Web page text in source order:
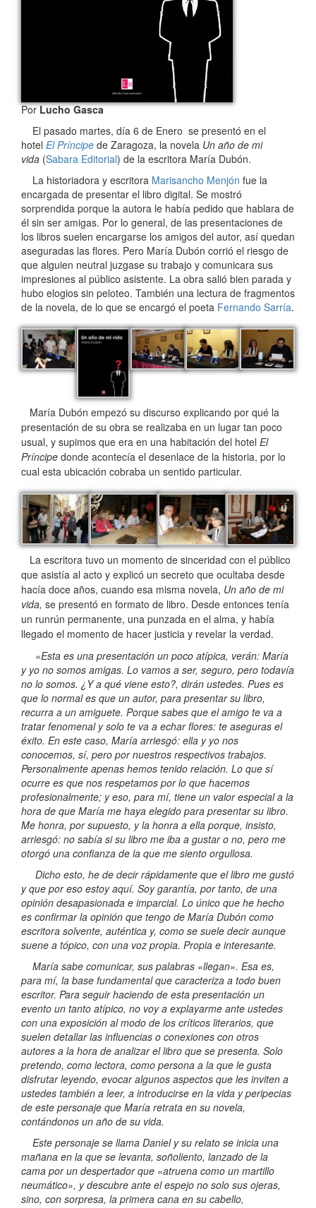
PorLucho Gasca
El pasado martes, día 6 de Enero se presentó en el
hotel El Príncipe de Zaragoza, la novela Un año de mi
vida (Sabara Editorial) de la escritora María Dubón.
La historiadora y escritora Marisancho Menjón fue la
encargada de presentar el libro digital. Se mostró
sorprendida porque la autora le había pedido que hablara de
él sin ser amigas. Por lo general, de las presentaciones de
los libros suelen encargarse los amigos del autor, así quedan
aseguradas las flores. Pero María Dubón corrió el riesgo de
que alguien neutral juzgase su trabajo y comunicara sus
impresiones al público asistente. La obra salió bien parada y
hubo elogios sin peloteo. También una lectura de fragmentos
de la novela, de lo que se encargó el poeta Fernando Sarría.
María Dubón empezó su discurso explicando por qué la
presentación de su obra se realizaba en un lugar tan poco
usual, y supimos que era en una habitación del hotel El
Príncipe donde acontecía el desenlace de la historia, por lo
cual esta ubicación cobraba un sentido particular.
La escritora tuvo un momento de sinceridad con el público
que asistía al acto y explicó un secreto que ocultaba desde
hacía doce años, cuando esa misma novela, Un año de mi
vida, se presentó en formato de libro. Desde entonces tenía
un runrún permanente, una punzada en el alma, y había
llegado el momento de hacer justicia y revelar la verdad.
«Esta es una presentación un poco atípica, verán: María
y yo no somos amigas. Lo vamos a ser, seguro, pero todavía
no lo somos. ¿Y a qué viene esto?, dirán ustedes. Pues es
que lo normal es que un autor, para presentar su libro,
recurra a un amiguete. Porque sabes que el amigo te va a
tratar fenomenal y solo te va a echar flores: te aseguras el
éxito. En este caso, María arriesgó: ella y yo nos
conocemos, sí, pero por nuestros respectivos trabajos.
Personalmente apenas hemos tenido relación. Lo que sí
ocurre es que nos respetamos por lo que hacemos
profesionalmente; y eso, para mí, tiene un valor especial a la
hora de que María me haya elegido para presentar su libro.
Me honra, por supuesto, y la honra a ella porque, insisto,
arriesgó: no sabía si su libro me iba a gustar o no, pero me
otorgó una confianza de la que me siento orgullosa.
Dicho esto, he de decir rápidamente que el libro me gustó
y que por eso estoy aquí. Soy garantía, por tanto, de una
opinión desapasionada e imparcial. Lo único que he hecho
es confirmar la opinión que tengo de María Dubón como
escritora solvente, auténtica y, como se suele decir aunque
suene a tópico, con una voz propia. Propia e interesante.
María sabe comunicar, sus palabras «llegan». Esa es,
para mí, la base fundamental que caracteriza a todo buen
escritor. Para seguir haciendo de esta presentación un
evento un tanto atípico, no voy a explayarme ante ustedes
con una exposición al modo de los críticos literarios, que
suelen detallar las influencias o conexiones con otros
autores a la hora de analizar el libro que se presenta. Solo
pretendo, como lectora, como persona a la que le gusta
disfrutar leyendo, evocar algunos aspectos que les inviten a
ustedes también a leer, a introducirse en la vida y peripecias
de este personaje que María retrata en su novela,
contándonos un año de su vida.
Este personaje se llama Daniel y su relato se inicia una
mañana en la que se levanta, soñoliento, lanzado de la
cama por un despertador que «atruena como un martillo
neumático», y descubre ante el espejo no solo sus ojeras,
sino, con sorpresa, la primera cana en su cabello,